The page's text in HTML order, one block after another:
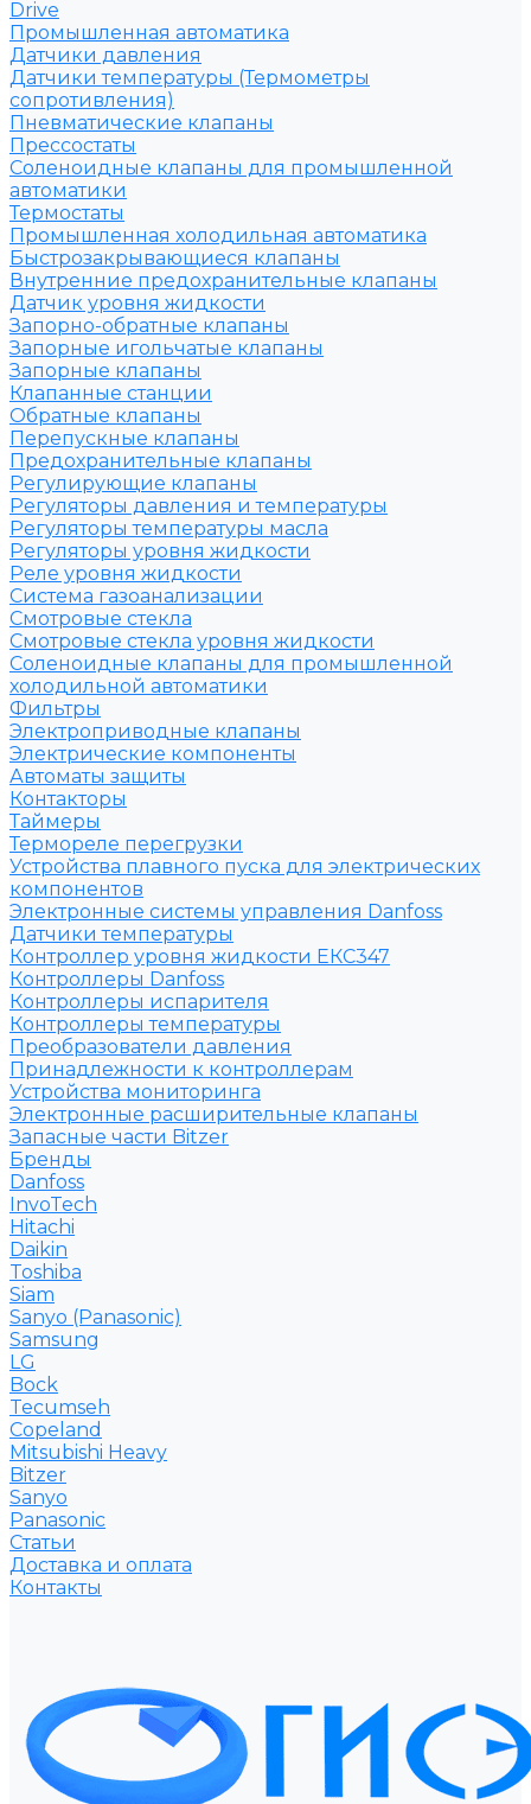
Drive
Промышленная автоматика
Датчики давления
Датчики температуры (Термометры
сопротивления)
Пневматические клапаны
Прессостаты
Соленоидные клапаны для промышленной
автоматики
Термостаты
Промышленная холодильная автоматика
Быстрозакрывающиеся клапаны
Внутренние предохранительные клапаны
Датчик уровня жидкости
Запорно-обратные клапаны
Запорные игольчатые клапаны
Запорные клапаны
Клапанные станции
Обратные клапаны
Перепускные клапаны
Предохранительные клапаны
Регулирующие клапаны
Регуляторы давления и температуры
Регуляторы температуры масла
Регуляторы уровня жидкости
Реле уровня жидкости
Система газоанализации
Смотровые стекла
Смотровые стекла уровня жидкости
Соленоидные клапаны для промышленной
холодильной автоматики
Фильтры
Электроприводные клапаны
Электрические компоненты
Автоматы защиты
Контакторы
Таймеры
Термореле перегрузки
Устройства плавного пуска для электрических
компонентов
Электронные системы управления Danfoss
Датчики температуры
Контроллер уровня жидкости ЕКС347
Контроллеры Danfoss
Контроллеры испарителя
Контроллеры температуры
Преобразователи давления
Принадлежности к контроллерам
Устройства мониторинга
Электронные расширительные клапаны
Запасные части Bitzer
Бренды
Danfoss
InvoTech
Hitachi
Daikin
Toshiba
Siam
Sanyo (Panasonic)
Samsung
LG
Bock
Tecumseh
Copeland
Mitsubishi Heavy
Bitzer
Sanyo
Рanasonic
Статьи
Доставка и оплата
Контакты